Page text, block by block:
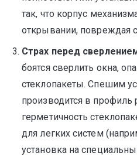
так, что корпус
открывании, повреждая
Страх перед
боятся сверлить окна,
стеклопакеты. Спешим
производится в профиль
герметичность
для легких систем
установка на